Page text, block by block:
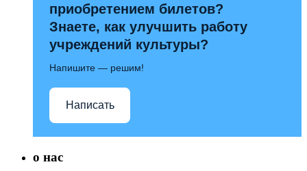
приобретением билетов?
Знаете, как улучшить работу
учреждений культуры?
Напишите — решим!
Написать
о нас